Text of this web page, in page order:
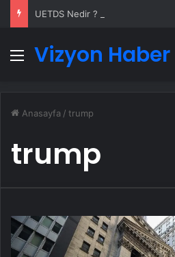
Menü
Vizyon Haber
Anasayfa / trump
trump